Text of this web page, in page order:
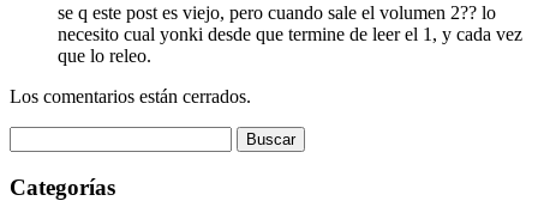
se q este post es viejo, pero cuando sale el volumen 2?? lo
necesito cual yonki desde que termine de leer el 1, y cada vez
que lo releo.
Los comentarios están cerrados.
Categorías